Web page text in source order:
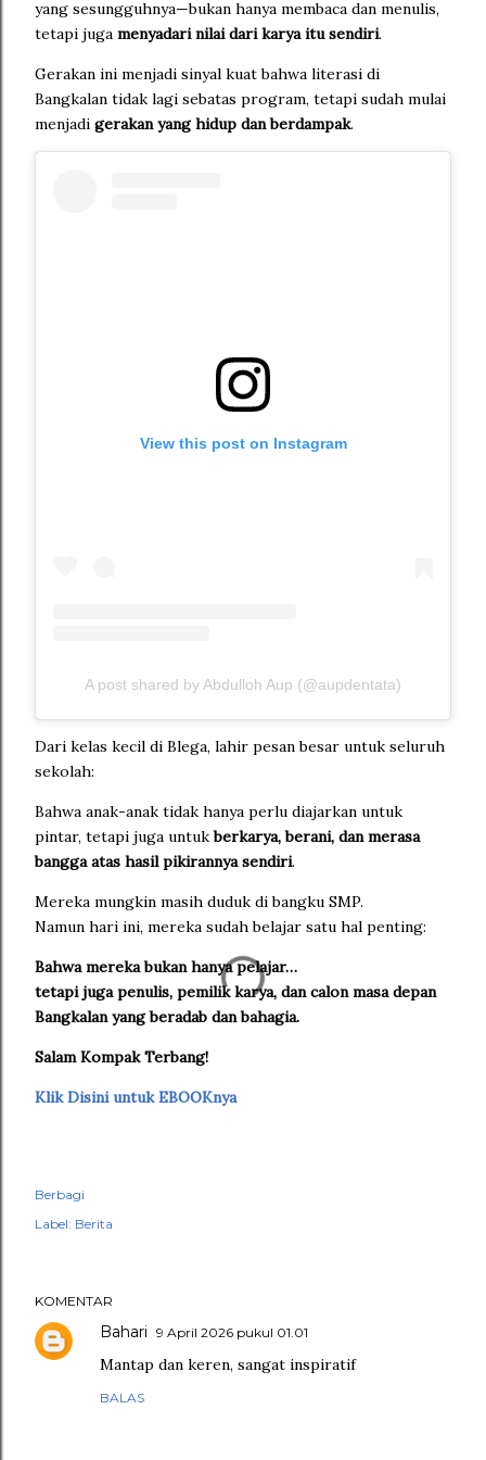
yang sesungguhnya—bukan hanya membaca dan menulis,
tetapi juga menyadari nilai dari karya itu sendiri.
Gerakan ini menjadi sinyal kuat bahwa literasi di
Bangkalan tidak lagi sebatas program, tetapi sudah mulai
menjadi gerakan yang hidup dan berdampak.
View this post on Instagram
A post shared by Abdulloh Aup (@aupdentata)
Dari kelas kecil di Blega, lahir pesan besar untuk seluruh
sekolah:
Bahwa anak-anak tidak hanya perlu diajarkan untuk
pintar, tetapi juga untukberkarya, berani, dan merasa
bangga atas hasil pikirannya sendiri.
Mereka mungkin masih duduk di bangku SMP.
Namun hari ini, mereka sudah belajar satu hal penting:
Bahwa mereka bukan hanya pelajar…
tetapi juga penulis, pemilik karya, dan calon masa depan
Bangkalan yang beradab dan bahagia.
Salam Kompak Terbang!
Klik Disini untuk EBOOKnya
Berbagi
Label: Berita
KOMENTAR
Bahari 9 April 2026 pukul 01.01
Mantap dan keren, sangat inspiratif
BALAS